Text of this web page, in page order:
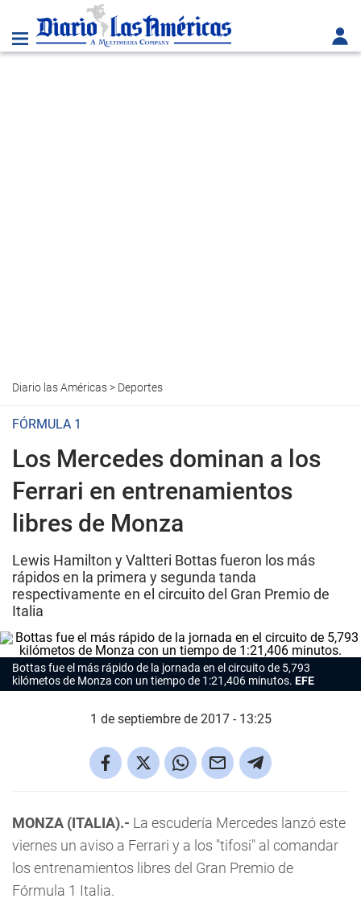
Diario las Américas> Deportes
FÓRMULA 1
Los Mercedes dominan a los
Ferrari en entrenamientos
libres de Monza
Lewis Hamilton y Valtteri Bottas fueron los más
rápidos en la primera y segunda tanda
respectivamente en el circuito del Gran Premio de
Italia
Bottas fue el más rápido de la jornada en el circuito de 5,793
kilómetos de Monza con un tiempo de 1:21,406 minutos. EFE
1 de septiembre de 2017 - 13:25
MONZA (ITALIA).- La escudería Mercedes lanzó este
viernes un aviso a Ferrari y a los "tifosi" al comandar
los entrenamientos libres del Gran Premio de
Fórmula 1 Italia.